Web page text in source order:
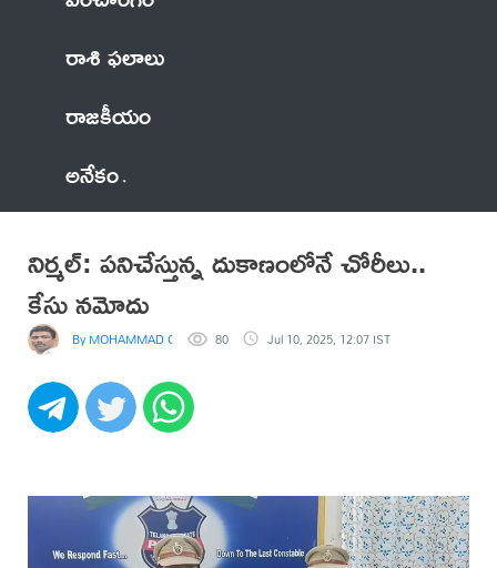
రాశి ఫలాలు
రాజకీయం
అనేకం
నిర్మల్: పనిచేస్తున్న దుకాణంలోనే చోరీలు..
కేసు నమోదు
By MOHAMMAD OSMAN, SENIOR TELUGU JOURNALIST,NIRMAL DIST
80 Jul 10, 2025, 12:07 IST